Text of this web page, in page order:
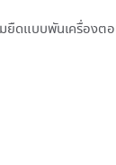
ดแบบพันเครื่องตอ